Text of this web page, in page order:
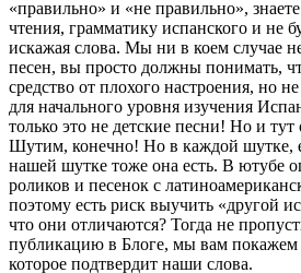
«правильно» и «не правильно»,
чтения, грамматику испанского и не
искажая слова. Мы ни в коем случае
песен, вы просто должны понимать,
средство от плохого настроения, но
для начального уровня изучения
только это не детские песни! Но и тут
Шутим, конечно! Но в каждой шутке,
нашей шутке тоже она есть. В ютубе
роликов и песенок с
поэтому есть риск выучить «другой
что они отличаются? Тогда не
публикацию в Блоге, мы вам покажем
которое подтвердит наши слова.